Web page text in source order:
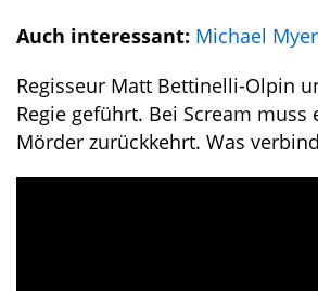
Auch interessant: Michael
Regisseur Matt Bettinelli-Olpin
Regie geführt. Bei Scream
Mörder zurückkehrt. Was